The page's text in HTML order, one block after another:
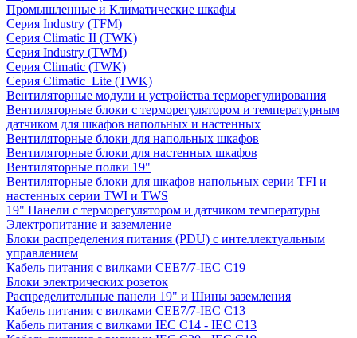
Промышленные и Климатические шкафы
Серия Industry (TFM)
Серия Climatic II (TWK)
Серия Industry (TWM)
Серия Climatic (TWK)
Серия Climatic_Lite (TWK)
Вентиляторные модули и устройства терморегулирования
Вентиляторные блоки с терморегулятором и температурным
датчиком для шкафов напольных и настенных
Вентиляторные блоки для напольных шкафов
Вентиляторные блоки для настенных шкафов
Вентиляторные полки 19"
Вентиляторные блоки для шкафов напольных серии TFI и
настенных серии TWI и TWS
19" Панели с терморегулятором и датчиком температуры
Электропитание и заземление
Блоки распределения питания (PDU) с интеллектуальным
управлением
Кабель питания с вилками CEE7/7-IEC C19
Блоки электрических розеток
Распределительные панели 19" и Шины заземления
Кабель питания с вилками CEE7/7-IEC C13
Кабель питания с вилками IEC C14 - IEC C13